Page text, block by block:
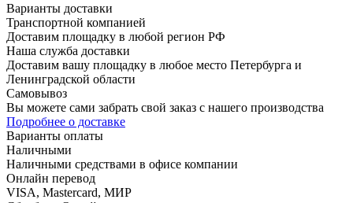
Варианты доставки
Транспортной компанией
Доставим площадку в любой регион РФ
Наша служба доставки
Доставим вашу площадку в любое место Петербурга и
Ленинградской области
Самовывоз
Вы можете сами забрать свой заказ с нашего производства
Подробнее о доставке
Варианты оплаты
Наличными
Наличными средствами в офисе компании
Онлайн перевод
VISA, Mastercard, МИР